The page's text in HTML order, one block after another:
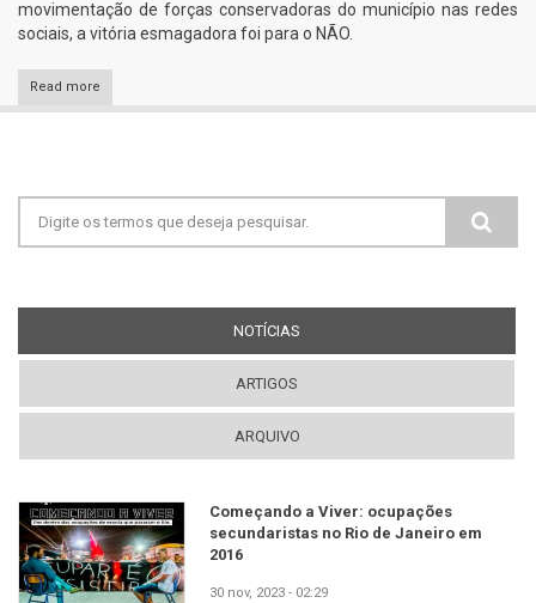
movimentação de forças conservadoras do município nas redes
sociais, a vitória esmagadora foi para o NÃO.
Read more
Formulário de busca
NOTÍCIAS
ARTIGOS
ARQUIVO
Começando a Viver: ocupações
secundaristas no Rio de Janeiro em
2016
30 nov, 2023 - 02:29